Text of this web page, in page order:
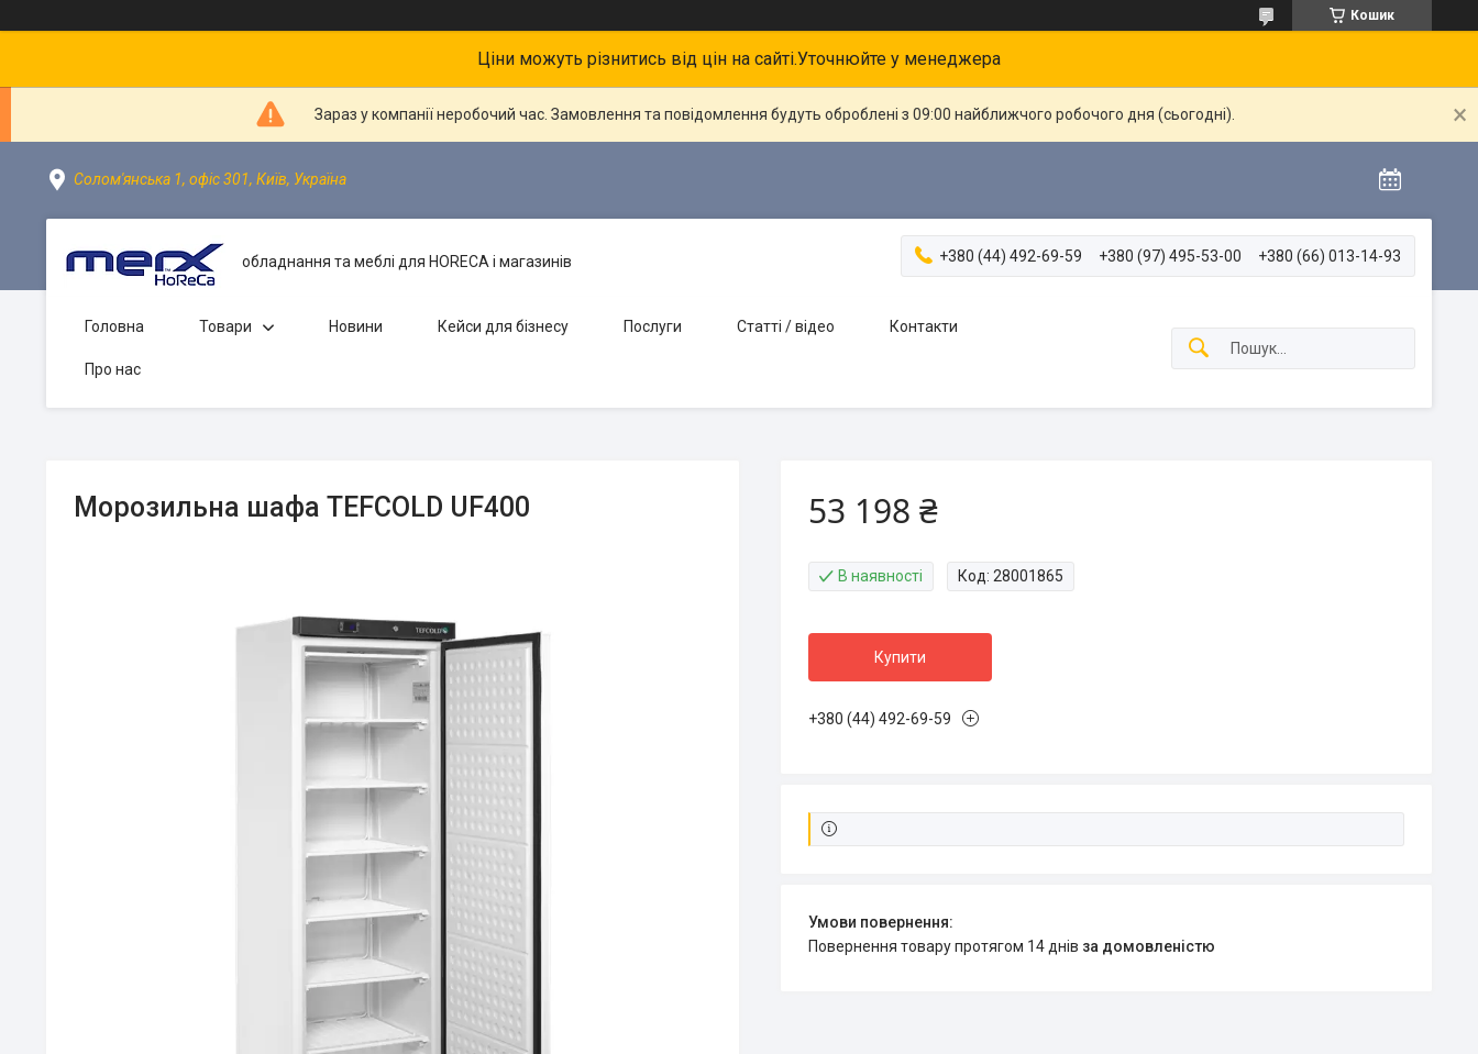
Кошик
Ціни можуть різнитись від цін на сайті.Уточнюйте у менеджера
Зараз у компанії неробочий час. Замовлення та повідомлення будуть оброблені з 09:00 найближчого робочого дня (сьогодні).
Солом'янська 1, офіс 301, Київ, Україна
обладнання та меблі для HORECA і магазинів +380 (44) 492-69-59 +380 (97) 495-53-00 +380 (66) 013-14-93
Головна Товари Новини Кейси для бізнесу Послуги Статті / відео Контакти
Про нас
Морозильна шафа TEFCOLD UF400 53 198 ₴
В наявності Код: 28001865
Купити
+380 (44) 492-69-59
повернення товару протягом 14 днів за домовленістю